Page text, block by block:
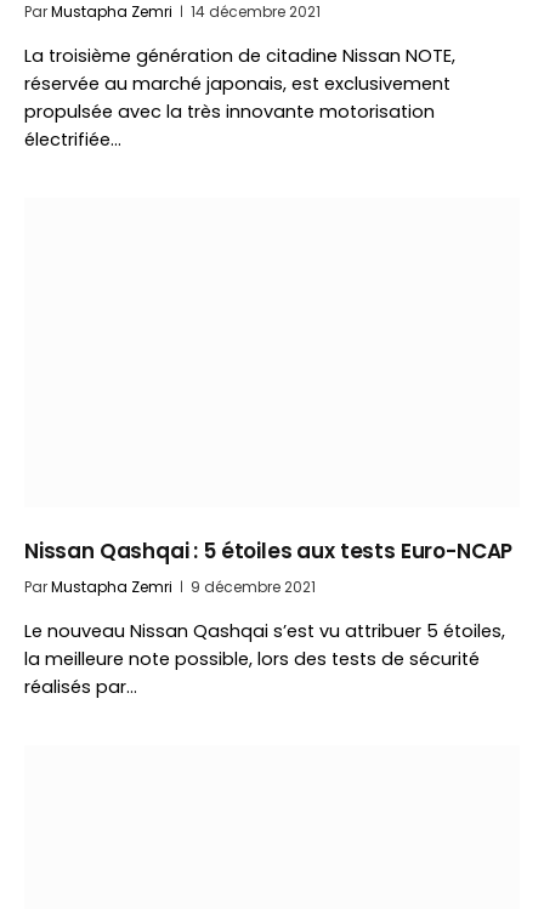
ParMustapha Zemri 14 décembre 2021
La troisième génération de citadine Nissan NOTE,
réservée au marché japonais, est exclusivement
propulsée avec la très innovante motorisation
électrifiée…
Nissan Qashqai : 5 étoiles aux tests Euro-NCAP
ParMustapha Zemri 9 décembre 2021
Le nouveau Nissan Qashqai s’est vu attribuer 5 étoiles,
la meilleure note possible, lors des tests de sécurité
réalisés par…